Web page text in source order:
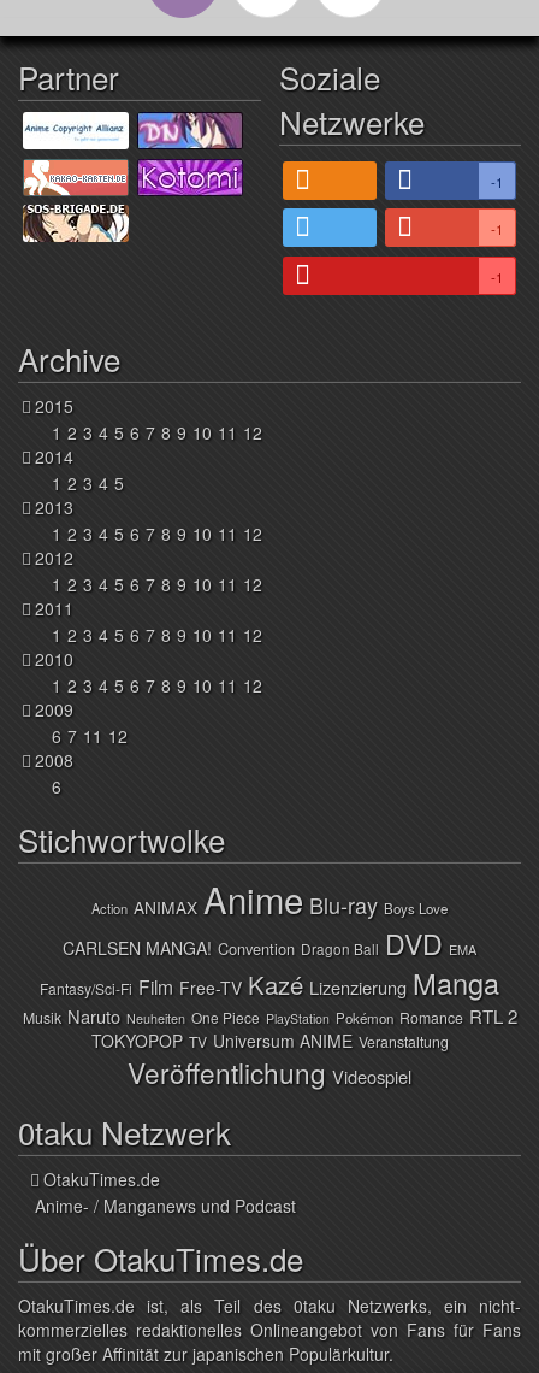
Partner
Soziale
Netzwerke
-1
-1
-1
Archive
2015
1 2 3 4 5 6 7 8 9 10 11 12
2014
1 2 3 4 5
2013
1 2 3 4 5 6 7 8 9 10 11 12
2012
1 2 3 4 5 6 7 8 9 10 11 12
2011
1 2 3 4 5 6 7 8 9 10 11 12
2010
1 2 3 4 5 6 7 8 9 10 11 12
2009
6 7 11 12
2008
6
Stichwortwolke
Action ANIMAX Anime Blu-ray Boys Love
CARLSEN MANGA! Convention Dragon Ball DVD EMA
Fantasy/Sci-Fi Film Free-TV Kazé Lizenzierung Manga
Musik Naruto Neuheiten One Piece PlayStation Pokémon Romance RTL 2
TOKYOPOP TV Universum ANIME Veranstaltung
Veröffentlichung Videospiel
0taku Netzwerk
OtakuTimes.de
Anime- / Manganews und Podcast
Über OtakuTimes.de
OtakuTimes.de ist, als Teil des 0taku Netzwerks, ein nicht-
kommerzielles redaktionelles Onlineangebot von Fans für Fans
mit großer Affinität zur japanischen Populärkultur.